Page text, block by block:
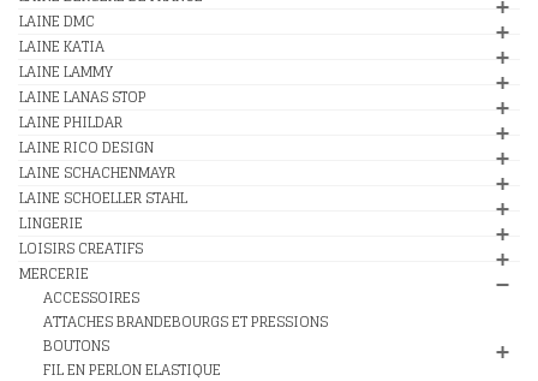
LAINE DMC
LAINE KATIA
LAINE LAMMY
LAINE LANAS STOP
LAINE PHILDAR
LAINE RICO DESIGN
LAINE SCHACHENMAYR
LAINE SCHOELLER STAHL
LINGERIE
LOISIRS CREATIFS
MERCERIE
ACCESSOIRES
ATTACHES BRANDEBOURGS ET PRESSIONS
BOUTONS
FIL EN PERLON ELASTIQUE